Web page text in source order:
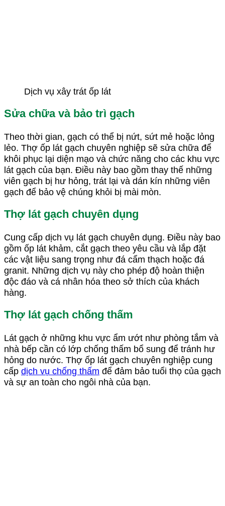
Dịch vụ xây trát ốp lát
Sửa chữa và bảo trì gạch
Theo thời gian, gạch có thể bị nứt, sứt mẻ hoặc lỏng
lẻo. Thợ ốp lát gạch chuyên nghiệp sẽ sửa chữa để
khôi phục lại diện mạo và chức năng cho các khu vực
lát gạch của bạn. Điều này bao gồm thay thế những
viên gạch bị hư hỏng, trát lại và dán kín những viên
gạch để bảo vệ chúng khỏi bị mài mòn.
Thợ lát gạch chuyên dụng
Cung cấp dịch vụ lát gạch chuyên dụng. Điều này bao
gồm ốp lát khảm, cắt gạch theo yêu cầu và lắp đặt
các vật liệu sang trọng như đá cẩm thạch hoặc đá
granit. Những dịch vụ này cho phép độ hoàn thiện
độc đáo và cá nhân hóa theo sở thích của khách
hàng.
Thợ lát gạch chống thấm
Lát gạch ở những khu vực ẩm ướt như phòng tắm và
nhà bếp cần có lớp chống thấm bổ sung để tránh hư
hỏng do nước. Thợ ốp lát gạch chuyên nghiệp cung
cấp dịch vụ chống thấm để đảm bảo tuổi thọ của gạch
và sự an toàn cho ngôi nhà của bạn.